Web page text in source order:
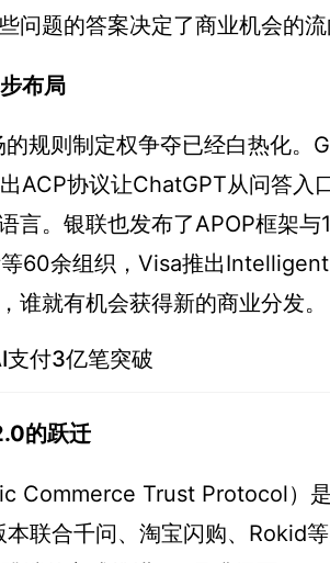
问题的答案决定了商业机会的流
布局
规则制定权争夺已经白热化。
ACP协议让ChatGPT从问答入
言。银联也发布了APOP框架
等60余组织，Visa推出
谁就有机会获得新的商业分发。
付3亿笔突破
的跃迁
Commerce Trust Protocol）
本联合千问、淘宝闪购、Rokid